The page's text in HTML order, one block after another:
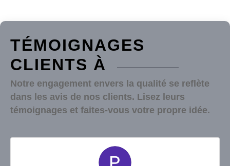
TÉMOIGNAGES
CLIENTS À
Notre engagement envers la qualité se reflète
dans les avis de nos clients. Lisez leurs
témoignages et faites-vous votre propre idée.